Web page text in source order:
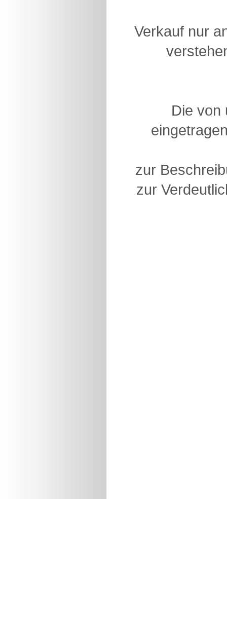
Verkauf nur
Die von
zur
zur